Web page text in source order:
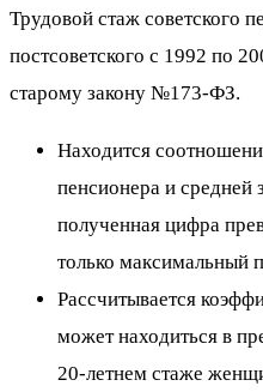
Трудовой стаж советского
постсоветского с 1992 по
старому закону №173-ФЗ.
Находится
пенсионера и средней
полученная цифра
только максимальный
Рассчитывается
может находиться в
20-летнем стаже